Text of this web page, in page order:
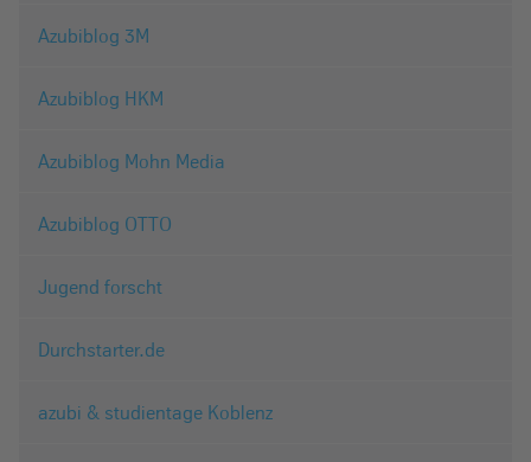
Azubiblog 3M
Azubiblog HKM
Azubiblog Mohn Media
Azubiblog OTTO
Jugend forscht
Durchstarter.de
azubi & studientage Koblenz